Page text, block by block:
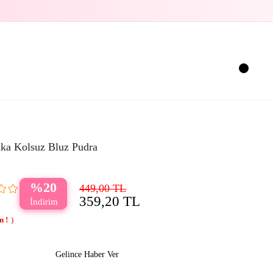
Kolsuz Bluz Pudra
20 449,00 TL
359,20 TL
Gelince Haber Ver